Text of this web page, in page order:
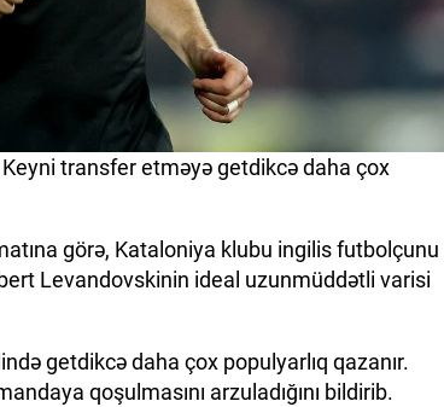
Keyni transfer etməyə getdikcə daha çox
görə, Kataloniya klubu ingilis futbolçunu
Levandovskinin ideal uzunmüddətli varisi
getdikcə daha çox populyarlıq qazanır.
qoşulmasını arzuladığını bildirib.